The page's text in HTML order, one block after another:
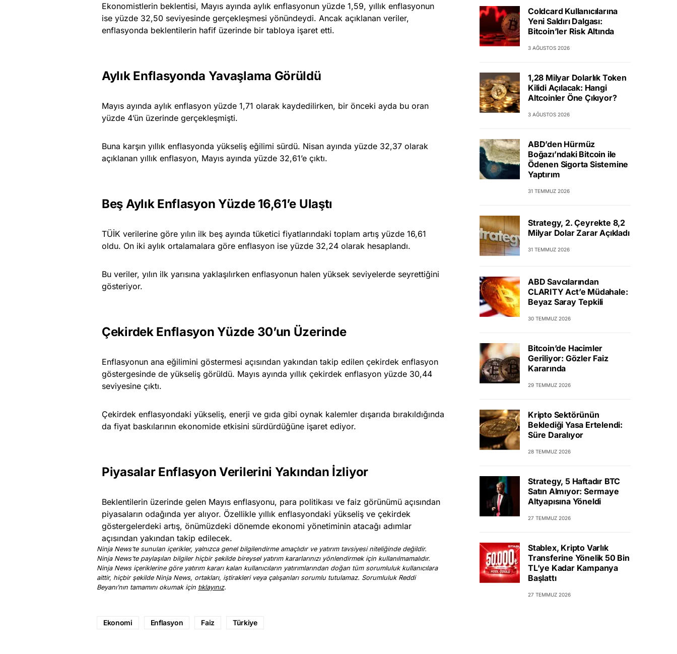
Ekonomistlerin beklentisi, Mayıs ayında aylık enflasyonun yüzde 1,59, yıllık enflasyonun
ise yüzde 32,50 seviyesinde gerçekleşmesi yönündeydi. Ancak açıklanan veriler,
enflasyonda beklentilerin hafif üzerinde bir tabloya işaret etti.
Aylık Enflasyonda Yavaşlama Görüldü
Mayıs ayında aylık enflasyon yüzde 1,71 olarak kaydedilirken, bir önceki ayda bu oran
yüzde 4’ün üzerinde gerçekleşmişti.
Buna karşın yıllık enflasyonda yükseliş eğilimi sürdü. Nisan ayında yüzde 32,37 olarak
açıklanan yıllık enflasyon, Mayıs ayında yüzde 32,61’e çıktı.
Beş Aylık Enflasyon Yüzde 16,61’e Ulaştı
TÜİK verilerine göre yılın ilk beş ayında tüketici fiyatlarındaki toplam artış yüzde 16,61
oldu. On iki aylık ortalamalara göre enflasyon ise yüzde 32,24 olarak hesaplandı.
Bu veriler, yılın ilk yarısına yaklaşılırken enflasyonun halen yüksek seviyelerde seyrettiğini
gösteriyor.
Çekirdek Enflasyon Yüzde 30’un Üzerinde
Enflasyonun ana eğilimini göstermesi açısından yakından takip edilen çekirdek enflasyon
göstergesinde de yükseliş görüldü. Mayıs ayında yıllık çekirdek enflasyon yüzde 30,44
seviyesine çıktı.
Çekirdek enflasyondaki yükseliş, enerji ve gıda gibi oynak kalemler dışarıda bırakıldığında
da fiyat baskılarının ekonomide etkisini sürdürdüğüne işaret ediyor.
Piyasalar Enflasyon Verilerini Yakından İzliyor
Beklentilerin üzerinde gelen Mayıs enflasyonu, para politikası ve faiz görünümü açısından
piyasaların odağında yer alıyor. Özellikle yıllık enflasyondaki yükseliş ve çekirdek
göstergelerdeki artış, önümüzdeki dönemde ekonomi yönetiminin atacağı adımlar
açısından yakından takip edilecek.
Ninja News’te sunulan içerikler, yalnızca genel bilgilendirme amaçlıdır ve yatırım tavsiyesi niteliğinde değildir.
Ninja News’te paylaşılan bilgiler hiçbir şekilde bireysel yatırım kararlarınızı yönlendirmek için kullanılmamalıdır.
Ninja News içeriklerine göre yatırım kararı kalan kullanıcıların yatırımlarından doğan tüm sorumluluk kullanıcılara
aittir, hiçbir şekilde Ninja News, ortakları, iştirakleri veya çalışanları sorumlu tutulamaz. Sorumluluk Reddi
Beyanı’nın tamamını okumak için tıklayınız.
Ekonomi Enflasyon Faiz Türkiye
Coldcard Kullanıcılarına
Yeni Saldırı Dalgası:
Bitcoin’ler Risk Altında
3 AĞUSTOS 2026
1,28 Milyar Dolarlık Token
Kilidi Açılacak: Hangi
Altcoinler Öne Çıkıyor?
3 AĞUSTOS 2026
ABD’den Hürmüz
Boğazı’ndaki Bitcoin ile
Ödenen Sigorta Sistemine
Yaptırım
31 TEMMUZ 2026
Strategy, 2. Çeyrekte 8,2
Milyar Dolar Zarar Açıkladı
31 TEMMUZ 2026
ABD Savcılarından
CLARITY Act’e Müdahale:
Beyaz Saray Tepkili
30 TEMMUZ 2026
Bitcoin’de Hacimler
Geriliyor: Gözler Faiz
Kararında
29 TEMMUZ 2026
Kripto Sektörünün
Beklediği Yasa Ertelendi:
Süre Daralıyor
28 TEMMUZ 2026
Strategy, 5 Haftadır BTC
Satın Almıyor: Sermaye
Altyapısına Yöneldi
27 TEMMUZ 2026
Stablex, Kripto Varlık
Transferine Yönelik 50 Bin
TL’ye Kadar Kampanya
Başlattı
27 TEMMUZ 2026